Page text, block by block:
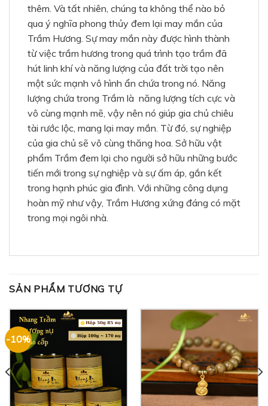
thêm. Và tất nhiên, chúng ta không thể nào bỏ
qua ý nghĩa phong thủy đem lại may mắn của
Trầm Hương. Sự may mắn này được hình thành
từ việc trầm hương trong quá trình tạo trầm đã
hút linh khí và năng lượng của đất trời tạo nên
một sức mạnh vô hình ẩn chứa trong nó. Năng
lượng chứa trong Trầm là năng lượng tích cực và
vô cùng mạnh mẽ, vậy nên nó giúp gia chủ chiêu
tài rước lộc, mang lại may mắn. Từ đó, sự nghiệp
của gia chủ sẽ vô cùng thăng hoa. Sở hữu vật
phẩm Trầm đem lại cho người sở hữu những bước
tiến mới trong sự nghiệp và sự ấm áp, gắn kết
trong hạnh phúc gia đình. Với những công dụng
hoàn mỹ như vậy, Trầm Hương xứng đáng có mặt
trong mọi ngôi nhà.
SẢN PHẨM TƯƠNG TỰ
-10%